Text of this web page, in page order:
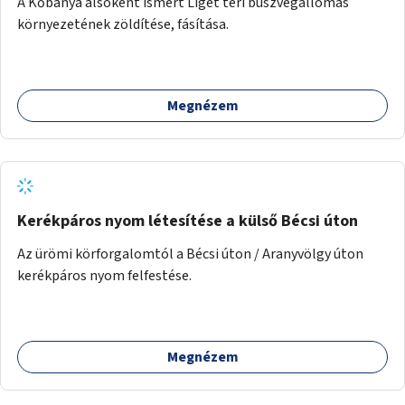
környezetének zöldítése, fásítása.
Megnézem
Kerékpáros nyom létesítése a külső Bécsi úton
Az ürömi körforgalomtól a Bécsi úton / Aranyvölgy úton
kerékpáros nyom felfestése.
Megnézem